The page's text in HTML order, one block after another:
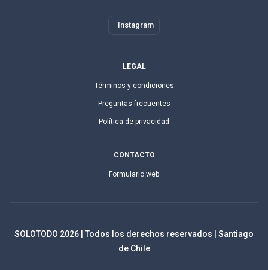
Instagram
LEGAL
Términos y condiciones
Preguntas frecuentes
Política de privacidad
CONTACTO
Formulario web
SOLOTODO 2026 | Todos los derechos reservados | Santiago
de Chile